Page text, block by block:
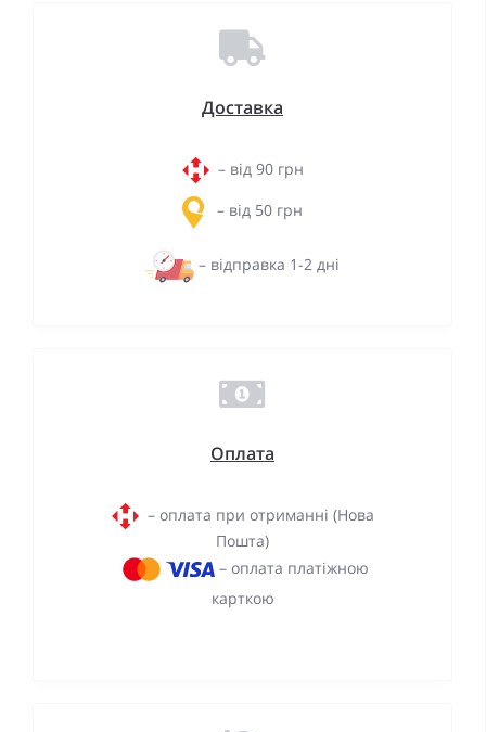
Доставка
– від 90 грн
– від 50 грн
– відправка 1-2 дні
Оплата
– оплата при отриманні (Нова
Пошта)
– оплата платіжною
карткою